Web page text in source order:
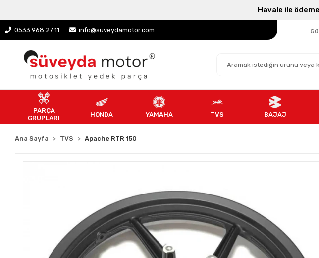
Havale ile
0533 968 27 11 info@suveydamotor.com
PARÇA
GRUPLARI
HONDA YAMAHA TVS BAJAJ
Ana Sayfa TVS Apache RTR 150